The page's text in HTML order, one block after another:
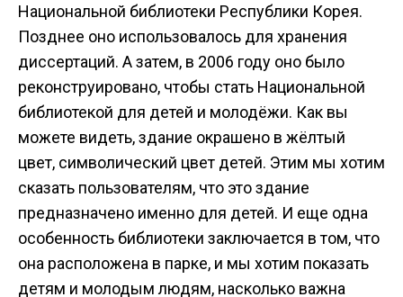
Национальной библиотеки Республики Корея.
Позднее оно использовалось для хранения
диссертаций. А затем, в 2006 году оно было
реконструировано, чтобы стать Национальной
библиотекой для детей и молодёжи. Как вы
можете видеть, здание окрашено в жёлтый
цвет, символический цвет детей. Этим мы хотим
сказать пользователям, что это здание
предназначено именно для детей. И еще одна
особенность библиотеки заключается в том, что
она расположена в парке, и мы хотим показать
детям и молодым людям, насколько важна